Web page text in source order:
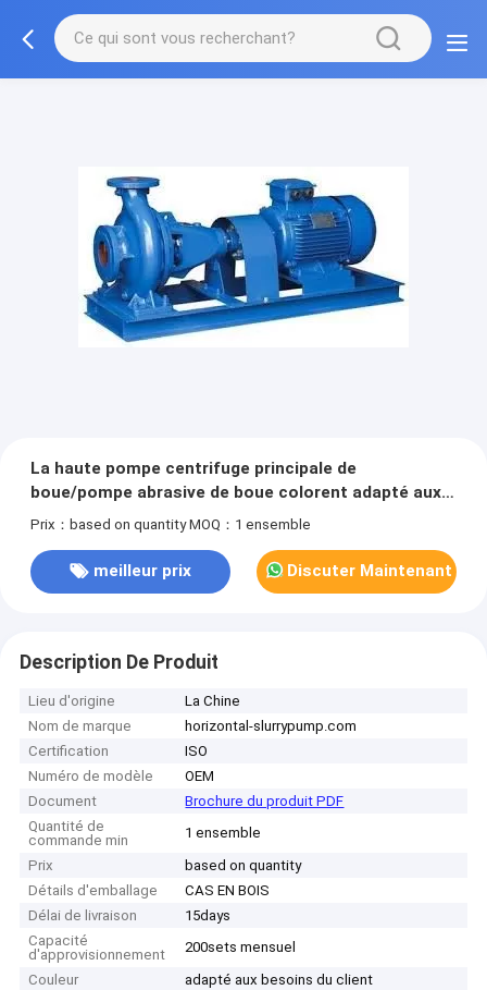
La haute pompe centrifuge principale de
boue/pompe abrasive de boue colorent adapté aux
besoins du client
Prix：based on quantity MOQ：1 ensemble
meilleur prix Discuter Maintenant
Description De Produit
Lieu d'origine
La Chine
Nom de marque
horizontal-slurrypump.com
Certification
ISO
Numéro de modèle
OEM
Document
Brochure du produit PDF
Quantité de
commande min
1 ensemble
Prix
based on quantity
Détails d'emballage
CAS EN BOIS
Délai de livraison
15days
Capacité
d'approvisionnement
200sets mensuel
Couleur
adapté aux besoins du client